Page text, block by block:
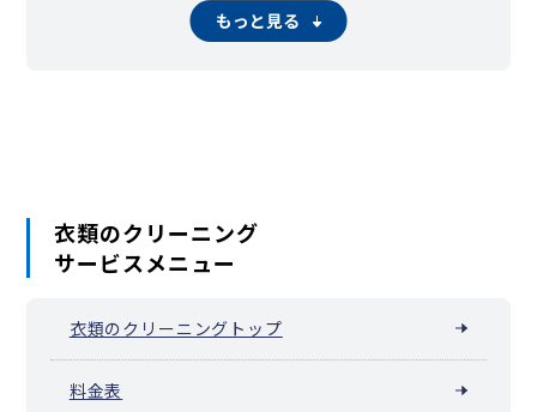
もっと見る
衣類のクリーニング
サービスメニュー
衣類のクリーニングトップ
料金表